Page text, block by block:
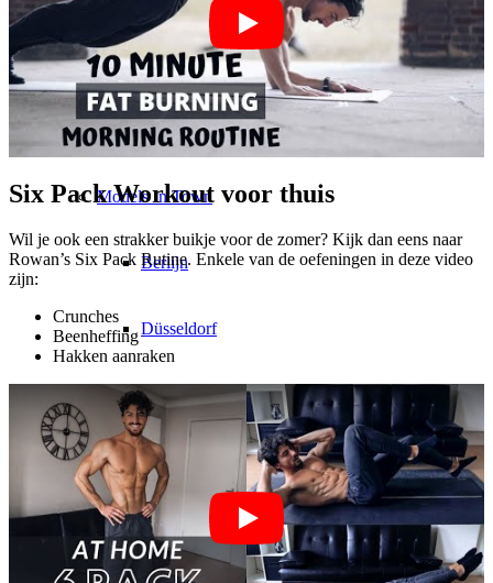
Klanten
CM Team
Models In Town
Berlijn
Düsseldorf
Hamburg
Keulen
London
Six Pack Workout voor thuis
Wil je ook een strakker buikje voor de zomer? Kijk dan eens naar
Rowan’s Six Pack Rutine. Enkele van de oefeningen in deze video
zijn:
Crunches
Beenheffing
Hakken aanraken